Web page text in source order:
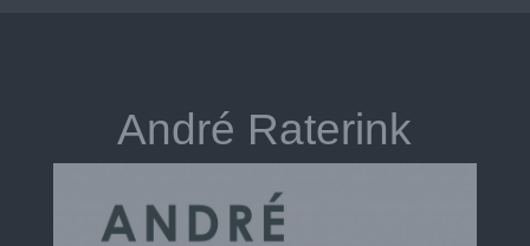
André Raterink